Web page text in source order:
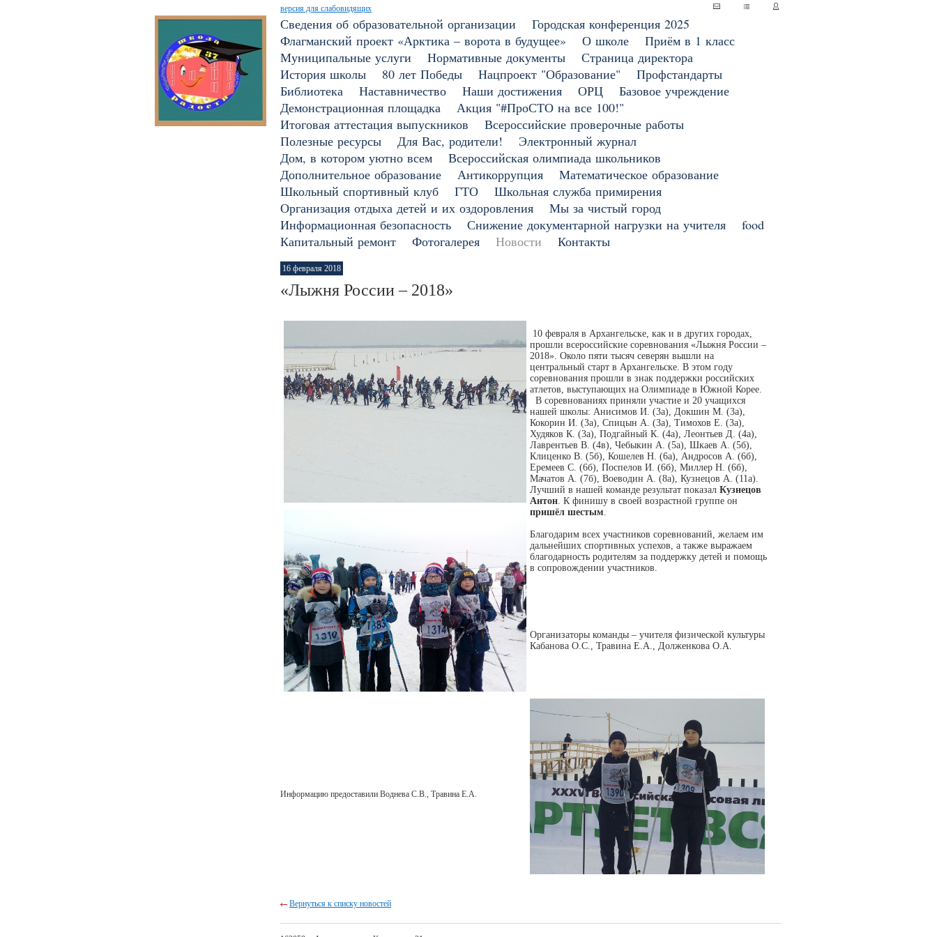
версия для слабовидящих
Сведения об образовательной организации
Городская конференция 2025
Флагманский проект «Арктика – ворота в будущее»
О школе
Приём в 1 класс
Муниципальные услуги
Нормативные документы
Страница директора
История школы
80 лет Победы Нацпроект "Образование"
Профстандарты
Библиотека
Наставничество Наши достижения ОРЦ
Базовое учреждение
Демонстрационная площадка
Акция "#ПроСТО на все 100!"
Итоговая аттестация выпускников
Всероссийские проверочные работы
Полезные ресурсы
Для Вас, родители!
Электронный журнал
Дом, в котором уютно всем
Всероссийская олимпиада школьников
Дополнительное образование
Антикоррупция
Математическое образование
Школьный спортивный клуб
ГТО
Школьная служба примирения
Организация отдыха детей и их оздоровления
Мы за чистый город
Информационная безопасность
Снижение документарной нагрузки на учителя
food
Капитальный ремонт
Фотогалерея Новости Контакты
16 февраля 2018
«Лыжня России – 2018»
10 февраля в Архангельске, как и в других городах,
прошли всероссийские соревнования «Лыжня России –
2018». Около пяти тысяч северян вышли на
центральный старт в Архангельске. В этом году
соревнования прошли в знак поддержки российских
атлетов, выступающих на Олимпиаде в Южной Корее.
В соревнованиях приняли участие и 20 учащихся
нашей школы: Анисимов И. (3а), Докшин М. (3а),
Кокорин И. (3а), Спицын А. (3а), Тимохов Е. (3а),
Худяков К. (3а), Подгайный К. (4а), Леонтьев Д. (4а),
Лаврентьев В. (4в), Чебыкин А. (5а), Шкаев А. (5б),
Клиценко В. (5б), Кошелев Н. (6а), Андросов А. (6б),
Еремеев С. (6б), Поспелов И. (6б), Миллер Н. (6б),
Мачатов А. (7б), Воеводин А. (8а), Кузнецов А. (11а).
Лучший в нашей команде результат показал Кузнецов
Антон. К финишу в своей возрастной группе он
пришёл шестым.
Благодарим всех участников соревнований, желаем им
дальнейших спортивных успехов, а также выражаем
благодарность родителям за поддержку детей и помощь
в сопровождении участников.
Организаторы команды – учителя физической культуры
Кабанова О.С., Травина Е.А., Долженкова О.А.
Информацию предоставили Воднева С.В., Травина Е.А.
Вернуться к списку новостей